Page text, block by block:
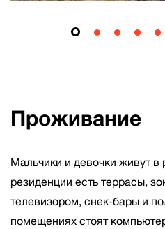
Проживание
Мальчики и девочки живут
резиденции есть террасы,
телевизором, снек-бары и
помещениях стоят